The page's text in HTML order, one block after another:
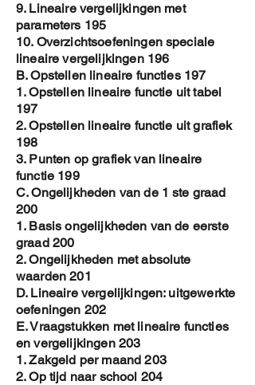
9. Lineaire vergelijkingen met
parameters 195
10. Overzichtsoefeningen speciale
lineaire vergelijkingen 196
B. Opstellen lineaire functies 197
1. Opstellen lineaire functie uit tabel
197
2. Opstellen lineaire functie uit grafiek
198
3. Punten op grafiek van lineaire
functie 199
C. Ongelijkheden van de 1 ste graad
200
1. Basis ongelijkheden van de eerste
graad 200
2. Ongelijkheden met absolute
waarden 201
D. Lineaire vergelijkingen: uitgewerkte
oefeningen 202
E. Vraagstukken met lineaire functies
en vergelijkingen 203
1. Zakgeld per maand 203
2. Op tijd naar school 204